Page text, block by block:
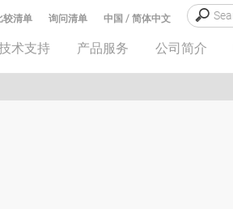
中国 / 简体中文
询问清单
较清单
术支持 产品服务 公司简介